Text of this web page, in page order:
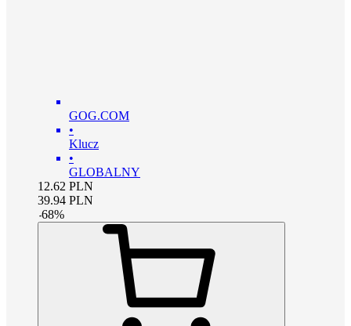
GOG.COM
•
Klucz
•
GLOBALNY
12.62 PLN
39.94 PLN
-68%